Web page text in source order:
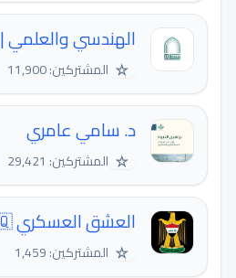
الهندسي والعلمي | PSAU
☆ المشتركين: 11,900
د. سامي عامري
☆ المشتركين: 29,421
العشق العسكري 🇮🇶🦅
☆ المشتركين: 1,459